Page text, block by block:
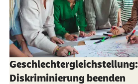
Geschlechtergleichstellung:
Diskriminierung beenden